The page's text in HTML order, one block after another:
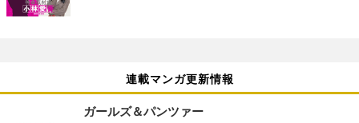
連載マンガ更新情報
ガールズ＆パンツァー